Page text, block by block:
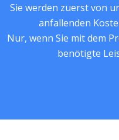
Sie werden zuerst von
anfallenden
Nur, wenn Sie mit dem
benötigte